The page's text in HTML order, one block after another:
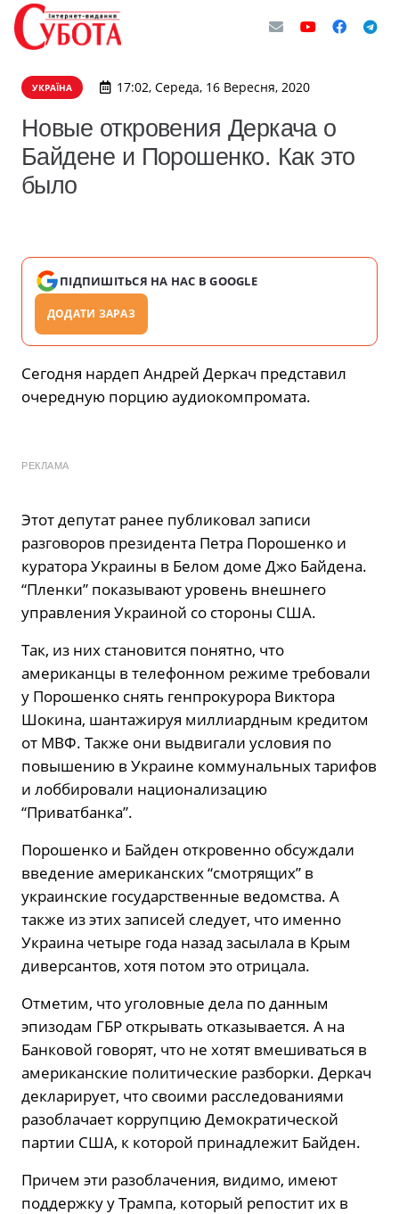
УКРАЇНА 17:02, Середа, 16 Вересня, 2020
Новые откровения Деркача о
Байдене и Порошенко. Как это
было
ПІДПИШІТЬСЯ НА НАС В GOOGLE
ДОДАТИ ЗАРАЗ
Сегодня нардеп Андрей Деркач представил
очередную порцию аудиокомпромата.
РЕКЛАМА
Этот депутат ранее публиковал записи
разговоров президента Петра Порошенко и
куратора Украины в Белом доме Джо Байдена.
“Пленки” показывают уровень внешнего
управления Украиной со стороны США.
Так, из них становится понятно, что
американцы в телефонном режиме требовали
у Порошенко снять генпрокурора Виктора
Шокина, шантажируя миллиардным кредитом
от МВФ. Также они выдвигали условия по
повышению в Украине коммунальных тарифов
и лоббировали национализацию
“Приватбанка”.
Порошенко и Байден откровенно обсуждали
введение американских “смотрящих” в
украинские государственные ведомства. А
также из этих записей следует, что именно
Украина четыре года назад засылала в Крым
диверсантов, хотя потом это отрицала.
Отметим, что уголовные дела по данным
эпизодам ГБР открывать отказывается. А на
Банковой говорят, что не хотят вмешиваться в
американские политические разборки. Деркач
декларирует, что своими расследованиями
разоблачает коррупцию Демократической
партии США, к которой принадлежит Байден.
Причем эти разоблачения, видимо, имеют
поддержку у Трампа, который репостит их в